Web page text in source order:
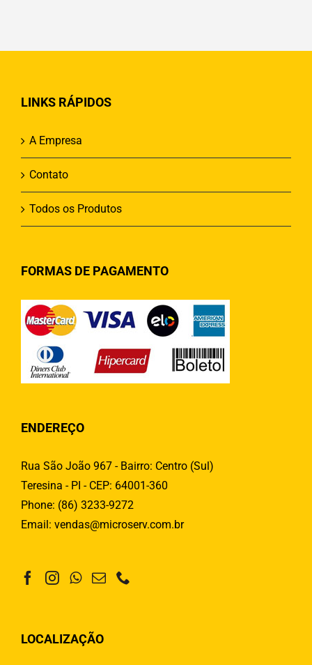
LINKS RÁPIDOS
A Empresa
Contato
Todos os Produtos
FORMAS DE PAGAMENTO
ENDEREÇO
Rua São João 967 - Bairro: Centro (Sul)
Teresina - PI - CEP: 64001-360
Phone: (86) 3233-9272
Email: vendas@microserv.com.br
LOCALIZAÇÃO